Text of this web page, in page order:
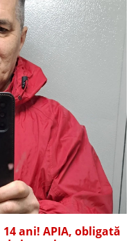
ani! APIA, obligată